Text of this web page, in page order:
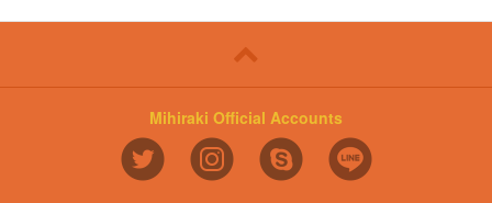
Mihiraki Official Accounts